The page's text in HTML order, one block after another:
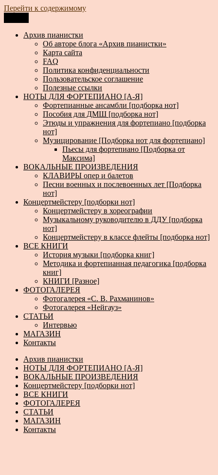
Перейти к содержимому
Архив пианистки
Всё для пианистов: ноты, книги, музыка, статьи…
Архив пианистки
Об авторе блога «Архив пианистки»
Карта сайта
FAQ
Политика конфиденциальности
Пользовательское соглашение
Полезные ссылки
НОТЫ ДЛЯ ФОРТЕПИАНО [А-Я]
Фортепианные ансамбли [подборка нот]
Пособия для ДМШ [подборка нот]
Этюды и упражнения для фортепиано [подборка
нот]
Музицирование [Подборка нот для фортепиано]
Пьесы для фортепиано [Подборка от
Максима]
ВОКАЛЬНЫЕ ПРОИЗВЕДЕНИЯ
КЛАВИРЫ опер и балетов
Песни военных и послевоенных лет [Подборка
нот]
Концертмейстеру [подборки нот]
Концертмейстеру в хореографии
Музыкальному руководителю в ДДУ [подборка
нот]
Концертмейстеру в классе флейты [подборка нот]
ВСЕ КНИГИ
История музыки [подборка книг]
Методика и фортепианная педагогика [подборка
книг]
КНИГИ [Разное]
ФОТОГАЛЕРЕЯ
Фотогалерея «С. В. Рахманинов»
Фотогалерея «Нейгауз»
СТАТЬИ
Интервью
МАГАЗИН
Контакты
Архив пианистки
НОТЫ ДЛЯ ФОРТЕПИАНО [А-Я]
ВОКАЛЬНЫЕ ПРОИЗВЕДЕНИЯ
Концертмейстеру [подборки нот]
ВСЕ КНИГИ
ФОТОГАЛЕРЕЯ
СТАТЬИ
МАГАЗИН
Контакты